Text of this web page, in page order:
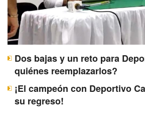
Dos bajas y un reto para
quiénes reemplazarlos?
¡El campeón con Deportivo
su regreso!